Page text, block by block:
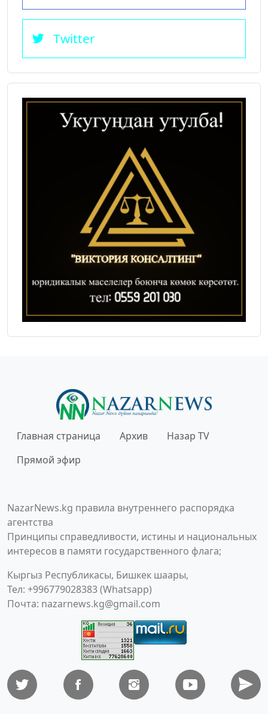
Twitter
Главная страница Архив
Назар TV
Прямой эфир
NazarNews.kg правила внутреннего распорядка
агентства
Принципы справедливости, истины и национальных
интересов в памяти государственного флага;
Кыргыз Республикасы, Бишкек шаары,
Тел: +996779028383 (Whatsapp)
Почта: nazarnews.kg@gmail.com